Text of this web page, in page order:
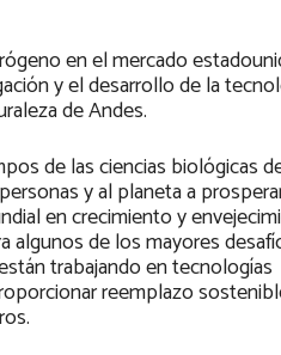
en el mercado
y el desarrollo de la
de Andes.
de las ciencias biológicas
y al planeta a
en crecimiento y
algunos de los mayores
trabajando en tecnologías
reemplazo